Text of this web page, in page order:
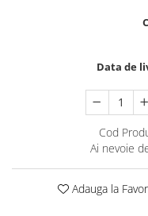
Data de
Cod
Ai nevoie
Adauga la